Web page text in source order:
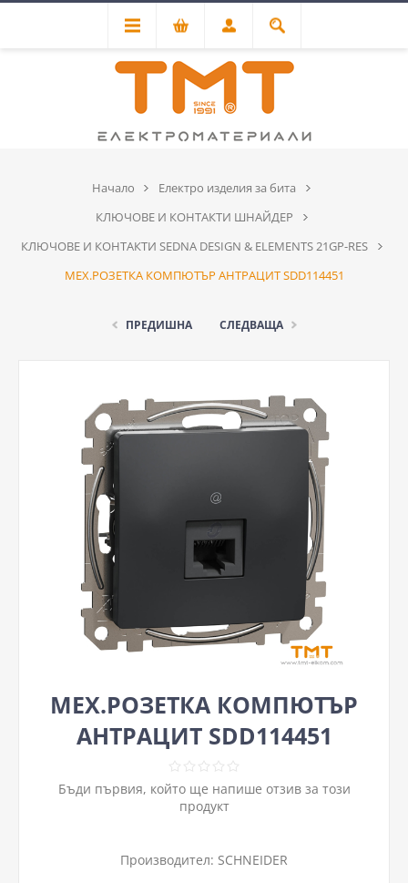
Начало
Електро изделия за бита
КЛЮЧОВЕ И КОНТАКТИ ШНАЙДЕР
КЛЮЧОВЕ И КОНТАКТИ SEDNA DESIGN & ELEMENTS 21GP-RES
МЕХ.РОЗЕТКА КОМПЮТЪР АНТРАЦИТ SDD114451
ПРЕДИШНА СЛЕДВАЩА
МЕХ.РОЗЕТКА КОМПЮТЪР
АНТРАЦИТ SDD114451
Бъди първия, който ще напише отзив за този
продукт
Производител: SCHNEIDER